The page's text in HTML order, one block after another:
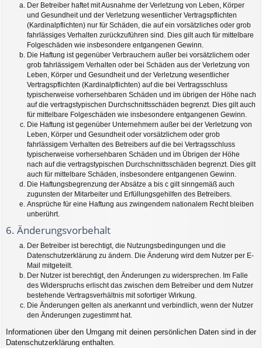
Der Betreiber haftet mit Ausnahme der Verletzung von Leben, Körper
und Gesundheit und der Verletzung wesentlicher Vertragspflichten
(Kardinalpflichten) nur für Schäden, die auf ein vorsätzliches oder grob
fahrlässiges Verhalten zurückzuführen sind. Dies gilt auch für mittelbare
Folgeschäden wie insbesondere entgangenen Gewinn.
Die Haftung ist gegenüber Verbrauchern außer bei vorsätzlichem oder
grob fahrlässigem Verhalten oder bei Schäden aus der Verletzung von
Leben, Körper und Gesundheit und der Verletzung wesentlicher
Vertragspflichten (Kardinalpflichten) auf die bei Vertragsschluss
typischerweise vorhersehbaren Schäden und im übrigen der Höhe nach
auf die vertragstypischen Durchschnittsschäden begrenzt. Dies gilt auch
für mittelbare Folgeschäden wie insbesondere entgangenen Gewinn.
Die Haftung ist gegenüber Unternehmern außer bei der Verletzung von
Leben, Körper und Gesundheit oder vorsätzlichem oder grob
fahrlässigem Verhalten des Betreibers auf die bei Vertragsschluss
typischerweise vorhersehbaren Schäden und im Übrigen der Höhe
nach auf die vertragstypischen Durchschnittsschäden begrenzt. Dies gilt
auch für mittelbare Schäden, insbesondere entgangenen Gewinn.
Die Haftungsbegrenzung der Absätze a bis c gilt sinngemäß auch
zugunsten der Mitarbeiter und Erfüllungsgehilfen des Betreibers.
Ansprüche für eine Haftung aus zwingendem nationalem Recht bleiben
unberührt.
6. Änderungsvorbehalt
Der Betreiber ist berechtigt, die Nutzungsbedingungen und die
Datenschutzerklärung zu ändern. Die Änderung wird dem Nutzer per E-
Mail mitgeteilt.
Der Nutzer ist berechtigt, den Änderungen zu widersprechen. Im Falle
des Widerspruchs erlischt das zwischen dem Betreiber und dem Nutzer
bestehende Vertragsverhältnis mit sofortiger Wirkung.
Die Änderungen gelten als anerkannt und verbindlich, wenn der Nutzer
den Änderungen zugestimmt hat.
Informationen über den Umgang mit deinen persönlichen Daten sind in der
Datenschutzerklärung enthalten.